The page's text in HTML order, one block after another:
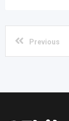
Previous